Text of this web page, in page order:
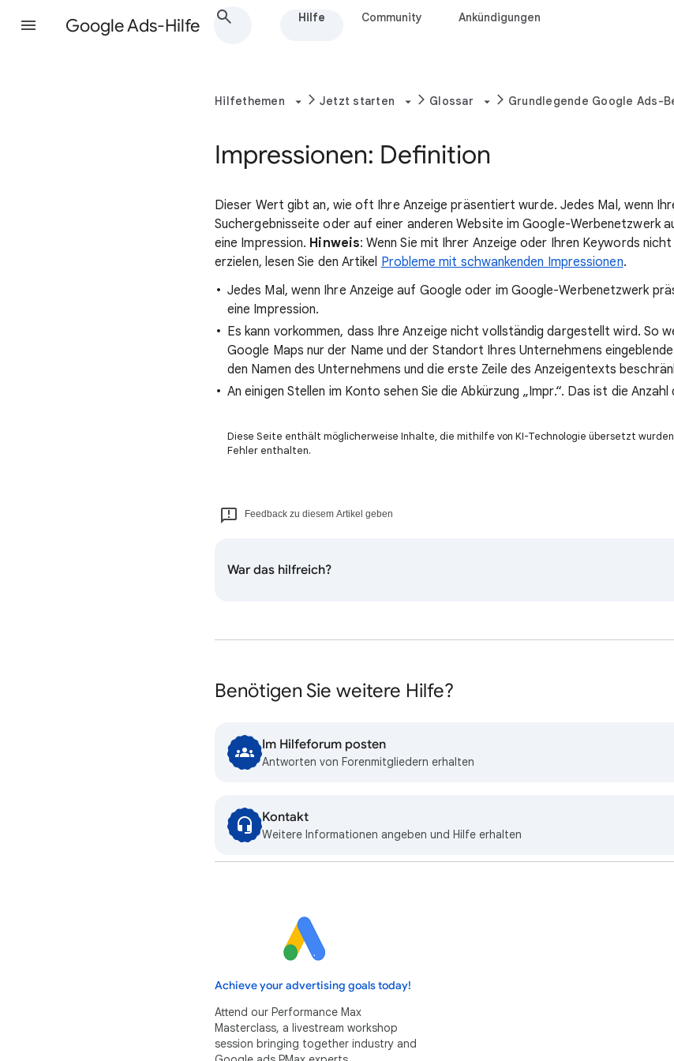
Google Ads-Hilfe Hilfe Community Ankündigungen
Hilfethemen Jetzt starten Glossar Grundlegende Google Ads-
Impressionen: Definition
Dieser Wert gibt an, wie oft Ihre Anzeige präsentiert wurde. Jedes Mal, wenn
Suchergebnisseite oder auf einer anderen Website im Google-Werbenetzwerk
eine Impression. Hinweis: Wenn Sie mit Ihrer Anzeige oder Ihren Keywords
erzielen, lesen Sie den Artikel Probleme mit schwankenden Impressionen.
Jedes Mal, wenn Ihre Anzeige auf Google oder im Google-Werbenetzwerk
eine Impression.
Es kann vorkommen, dass Ihre Anzeige nicht vollständig dargestellt wird. So
Google Maps nur der Name und der Standort Ihres Unternehmens
den Namen des Unternehmens und die erste Zeile des Anzeigentexts
An einigen Stellen im Konto sehen Sie die Abkürzung „Impr.“. Das ist die
Diese Seite enthält möglicherweise Inhalte, die mithilfe von KI-Technologie übersetzt
Fehler enthalten.
Feedback zu diesem Artikel geben
War das hilfreich?
Benötigen Sie weitere Hilfe?
Im Hilfeforum posten
Antworten von Forenmitgliedern erhalten
Kontakt
Weitere Informationen angeben und Hilfe erhalten
Achieve your advertising goals today!
Attend our Performance Max
Masterclass, a livestream workshop
session bringing together industry and